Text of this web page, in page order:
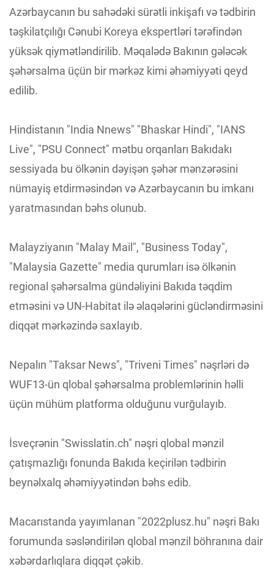
Azərbaycanın bu sahədəki sürətli inkişafı və tədbirin
təşkilatçılığı Cənubi Koreya ekspertləri tərəfindən
yüksək qiymətləndirilib. Məqalədə Bakının gələcək
şəhərsalma üçün bir mərkəz kimi əhəmiyyəti qeyd
edilib.
Hindistanın "India Nnews" "Bhaskar Hindi", "IANS
Live", "PSU Connect" mətbu orqanları Bakıdakı
sessiyada bu ölkənin dəyişən şəhər mənzərəsini
nümayiş etdirməsindən və Azərbaycanın bu imkanı
yaratmasından bəhs olunub.
Malayziyanın "Malay Mail", "Business Today",
"Malaysia Gazette" media qurumları isə ölkənin
regional şəhərsalma gündəliyini Bakıda təqdim
etməsini və UN-Habitat ilə əlaqələrini gücləndirməsini
diqqət mərkəzində saxlayıb.
Nepalın "Taksar News", "Triveni Times" nəşrləri də
WUF13-ün qlobal şəhərsalma problemlərinin həlli
üçün mühüm platforma olduğunu vurğulayıb.
İsveçrənin "Swisslatin.ch" nəşri qlobal mənzil
çatışmazlığı fonunda Bakıda keçirilən tədbirin
beynəlxalq əhəmiyyətindən bəhs edib.
Macarıstanda yayımlanan "2022plusz.hu" nəşri Bakı
forumunda səsləndirilən qlobal mənzil böhranına dair
xəbərdarlıqlara diqqət çəkib.